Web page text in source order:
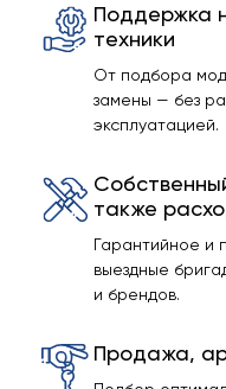
Поддержка
техники
От подбора
замены — без
эксплуатацией.
также
Гарантийное и
выездные
и брендов.
Продажа,